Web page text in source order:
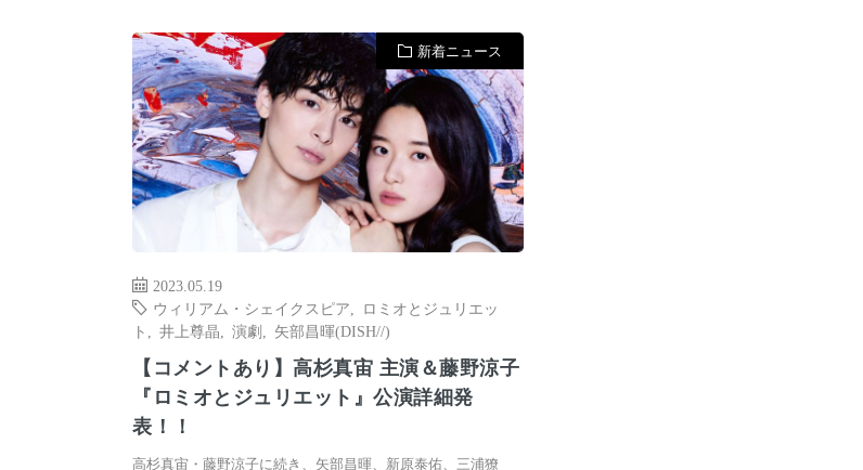
新着ニュース
2023.05.19
ウィリアム・シェイクスピア
ロミオとジュリエッ
ト
井上尊晶 演劇 矢部昌暉(DISH//)
【コメントあり】高杉真宙 主演＆藤野涼子
『ロミオとジュリエット』公演詳細発
表！！
高杉真宙・藤野涼子に続き、矢部昌暉、新原泰佑、三浦獠